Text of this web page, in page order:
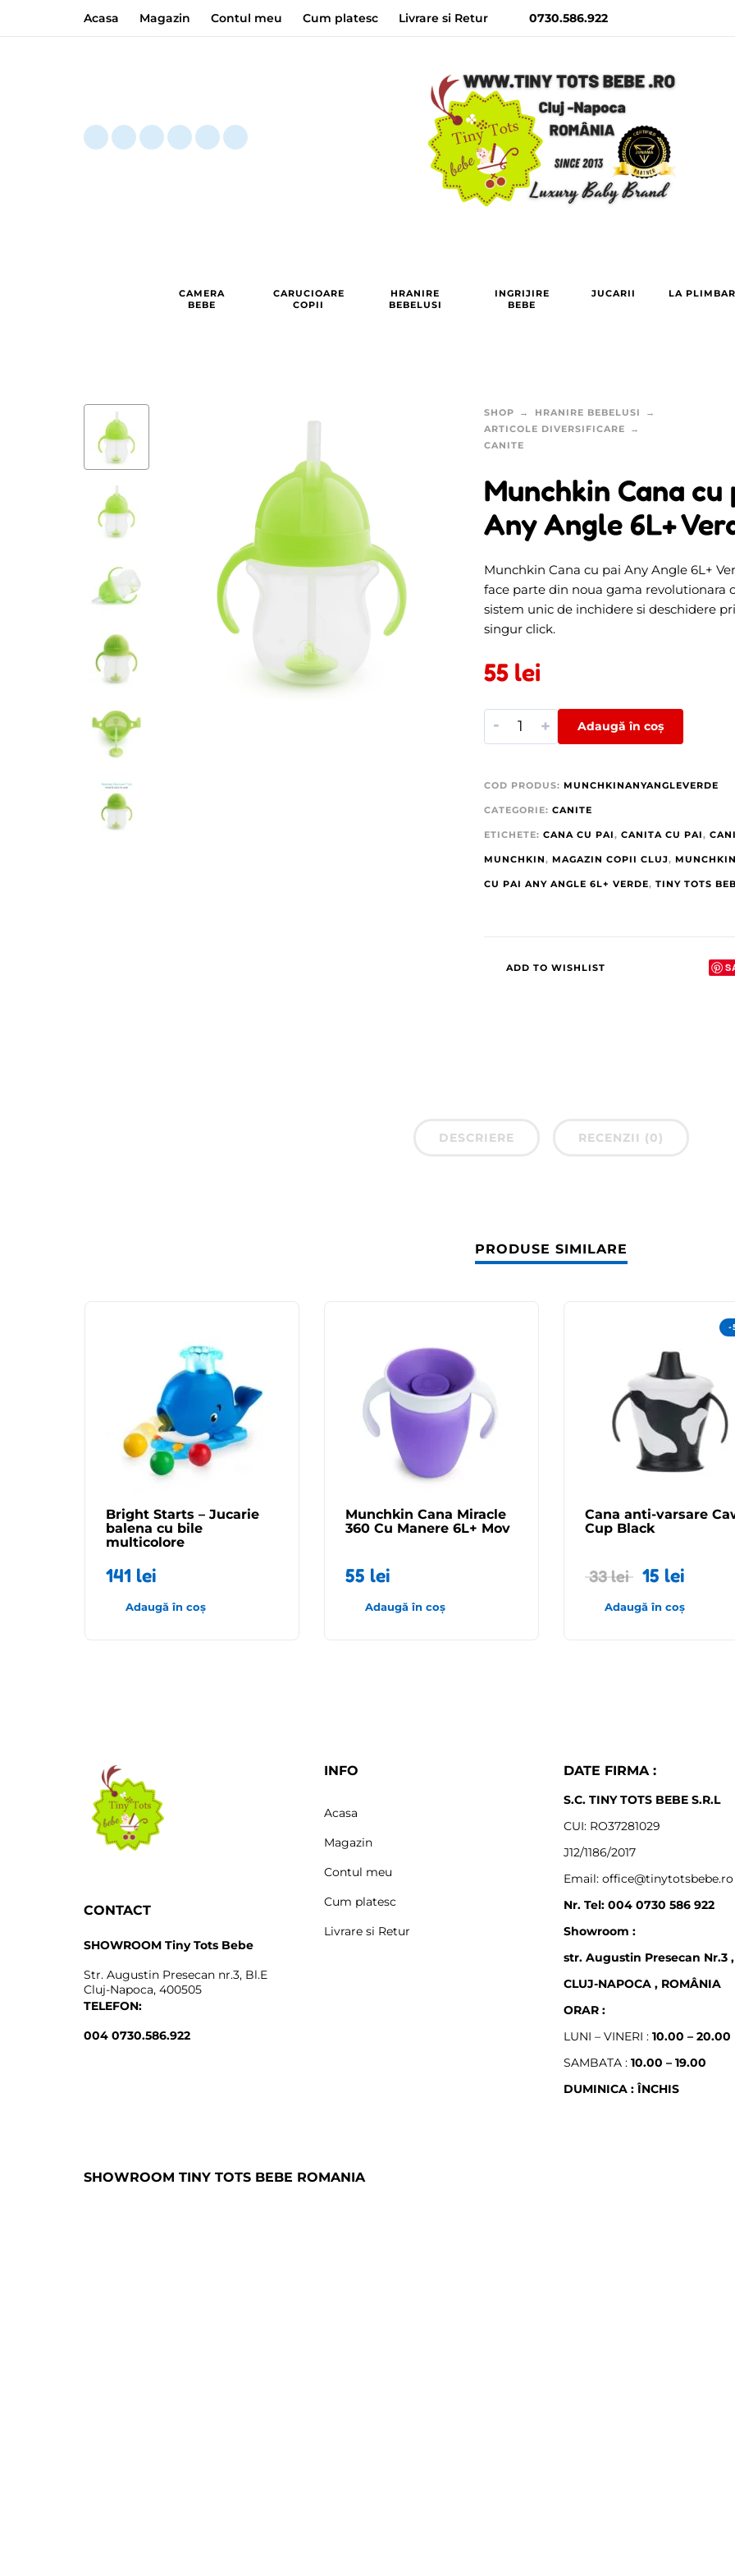
Acasa Magazin Contul meu Cum platesc Livrare si Retur 0730.586.922
CAMERA
BEBE
CARUCIOARE
COPII
HRANIRE
BEBELUSI
INGRIJIRE
BEBE
JUCARII LA
SHOP
HRANIRE BEBELUSI
ARTICOLE DIVERSIFICARE
CANITE
Munchkin Cana cu
Any Angle 6L+
Munchkin Cana cu pai Any Angle 6L+
face parte din noua gama revolutionara
sistem unic de inchidere si deschidere
singur click.
55 lei
- + Adaugă în coș
COD PRODUS: MUNCHKINANYANGLEVERDE
CATEGORIE: CANITE
ETICHETE: CANA CU PAI, CANITA CU PAI,
MUNCHKIN, MAGAZIN COPII CLUJ,
CU PAI ANY ANGLE 6L+ VERDE, TINY TOTS
ADD TO WISHLIST
DESCRIERE RECENZII (0)
PRODUSE SIMILARE
Bright Starts – Jucarie
balena cu bile
multicolore
141 lei
Adaugă în coș
Munchkin Cana Miracle
360 Cu Manere 6L+ Mov
55 lei
Adaugă în coș
-
Cana anti-varsare
Cup Black
33lei 15 lei
Adaugă în coș
CONTACT
SHOWROOM Tiny Tots Bebe
Str. Augustin Presecan nr.3, Bl.E
Cluj-Napoca, 400505
TELEFON:
004 0730.586.922
INFO
Acasa
Magazin
Contul meu
Cum platesc
Livrare si Retur
DATE FIRMA :
S.C. TINY TOTS BEBE S.R.L
CUI: RO37281029
J12/1186/2017
Email: office@tinytotsbebe.ro
Nr. Tel: 004 0730 586 922
Showroom :
str. Augustin Presecan Nr.3
CLUJ-NAPOCA , ROMÂNIA
ORAR :
LUNI – VINERI : 10.00 – 20.00
SAMBATA : 10.00 – 19.00
DUMINICA : ÎNCHIS
SHOWROOM TINY TOTS BEBE ROMANIA